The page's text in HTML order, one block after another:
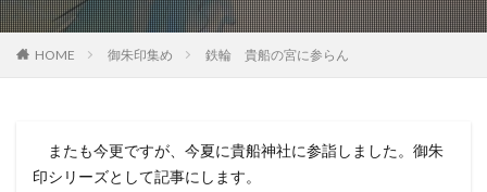
HOME 御朱印集め 鉄輪 貴船の宮に参らん
またも今更ですが、今夏に貴船神社に参詣しました。御朱
印シリーズとして記事にします。